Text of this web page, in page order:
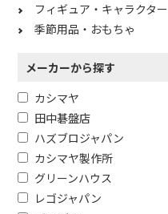
フィギュア・キャラクター
季節用品・おもちゃ
メーカーから探す
カシマヤ
田中碁盤店
ハズブロジャパン
カシマヤ製作所
グリーンハウス
レゴジャパン